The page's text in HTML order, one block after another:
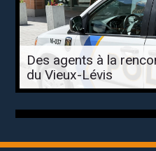
Des agents à la
du Vieux-Lévis